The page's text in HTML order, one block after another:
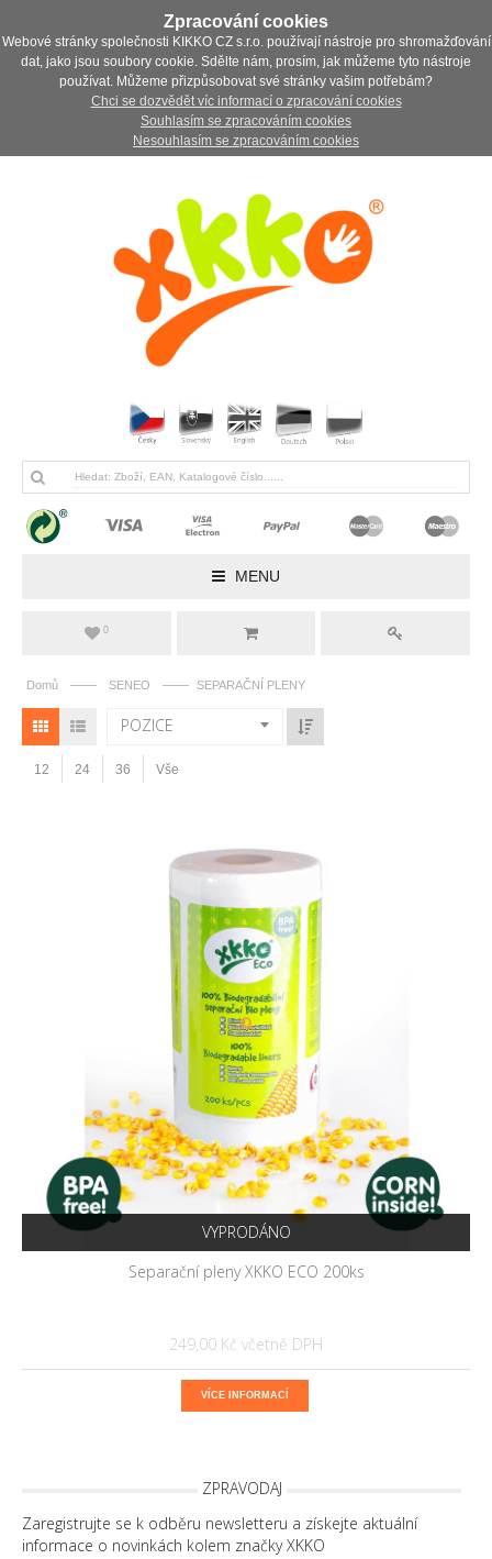
Zpracování cookies
Webové stránky společnosti KIKKO CZ s.r.o. používají nástroje pro shromažďování
dat, jako jsou soubory cookie. Sdělte nám, prosím, jak můžeme tyto nástroje
používat. Můžeme přizpůsobovat své stránky vašim potřebám?
Chci se dozvědět víc informací o zpracování cookies
Souhlasím se zpracováním cookies
Nesouhlasím se zpracováním cookies
MENU
0
Domů —— SENEO —— SEPARAČNÍ PLENY
POZICE
12 24 36 Vše
VYPRODÁNO
Separační pleny XKKO ECO 200ks
249,00 Kč
VÍCE INFORMACÍ
ZPRAVODAJ
Zaregistrujte se k odběru newsletteru a získejte aktuální
informace o novinkách kolem značky XKKO